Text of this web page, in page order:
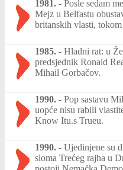
1981. - Posle sedam
Mejz u Belfastu
britanskih vlasti,
1985. - Hladni rat: u
predsjednik Ronald
Mihail Gorbačov.
1990. - Pop sastavu
uopće nisu rabili
Know Itu.s Trueu.
1990. - Ujedinjene su
sloma Trećeg rajha u